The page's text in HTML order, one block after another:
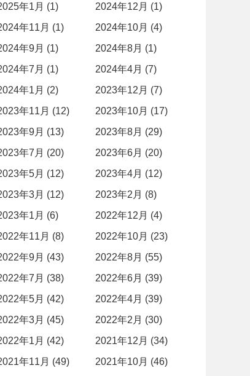
年1月 (1)
2024年12月 (1)
年11月 (1)
2024年10月 (4)
年9月 (1)
2024年8月 (1)
年7月 (1)
2024年4月 (7)
年1月 (2)
2023年12月 (7)
年11月 (12)
2023年10月 (17)
年9月 (13)
2023年8月 (29)
年7月 (20)
2023年6月 (20)
年5月 (12)
2023年4月 (12)
年3月 (12)
2023年2月 (8)
年1月 (6)
2022年12月 (4)
年11月 (8)
2022年10月 (23)
年9月 (43)
2022年8月 (55)
年7月 (38)
2022年6月 (39)
年5月 (42)
2022年4月 (39)
年3月 (45)
2022年2月 (30)
年1月 (42)
2021年12月 (34)
年11月 (49)
2021年10月 (46)